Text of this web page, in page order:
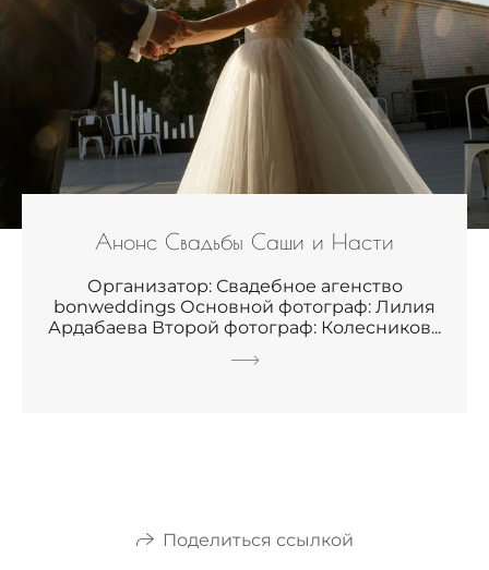
Анонс Свадьбы Саши и Насти
Организатор: Свадебное агенство
bonweddings Основной фотограф: Лилия
Ардабаева Второй фотограф: Колесников...
Поделиться ссылкой